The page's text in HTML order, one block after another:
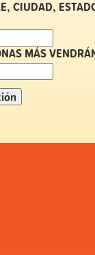
CIUDAD,
MÁS